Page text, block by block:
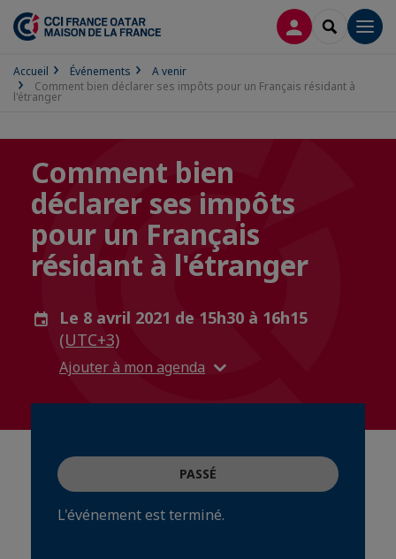
CONNEXION
Accueil Événements
A venir
Comment bien déclarer ses impôts pour un Français résidant à
l'étranger
Comment bien
déclarer ses impôts
pour un Français
résidant à l'étranger
Le 8 avril 2021 de 15h30 à 16h15
(UTC+3)
Ajouter à mon agenda
PASSÉ
L'événement est terminé.